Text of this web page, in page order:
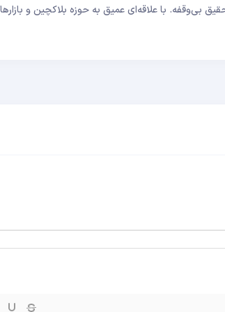
بازارهای مالی با سابقه 5 سال فعالیت و تحقیق بی‌وقفه. با علاقه‌ای عمیق به حوزه بلاکچین و